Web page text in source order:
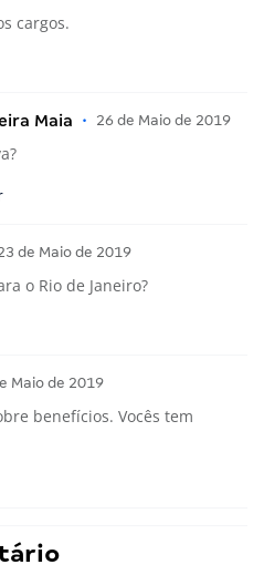
cargos.
Maia • 26 de Maio de 2019
de Maio de 2019
o Rio de Janeiro?
Maio de 2019
benefícios. Vocês tem